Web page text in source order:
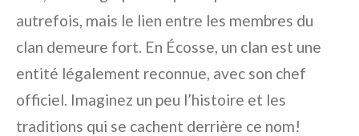
autrefois, mais le lien entre les membres du
clan demeure fort. En Écosse, un clan est une
entité légalement reconnue, avec son chef
officiel. Imaginez un peu l’histoire et les
traditions qui se cachent derrière ce nom!